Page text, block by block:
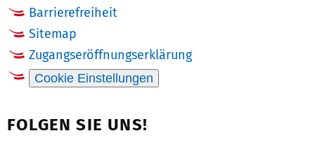
Barrierefreiheit
Sitemap
Zugangseröffnungserklärung
Cookie Einstellungen
FOLGEN SIE UNS!